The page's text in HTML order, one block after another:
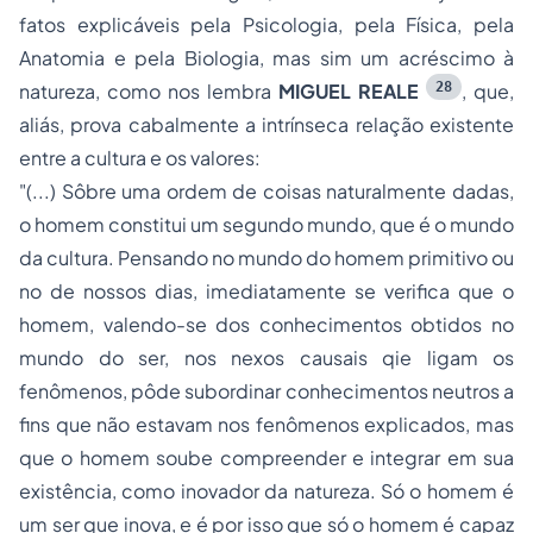
fatos explicáveis pela Psicologia, pela Física, pela
Anatomia e pela Biologia, mas sim um acréscimo à
natureza, como nos lembra MIGUEL REALE 28
, que,
aliás, prova cabalmente a intrínseca relação existente
entre a cultura e os valores:
"(...) Sôbre uma ordem de coisas naturalmente dadas,
o homem constitui um segundo mundo, que é o mundo
da cultura. Pensando no mundo do homem primitivo ou
no de nossos dias, imediatamente se verifica que o
homem, valendo-se dos conhecimentos obtidos no
mundo do ser, nos nexos causais qie ligam os
fenômenos, pôde subordinar conhecimentos neutros a
fins que não estavam nos fenômenos explicados, mas
que o homem soube compreender e integrar em sua
existência, como inovador da natureza. Só o homem é
um ser que inova, e é por isso que só o homem é capaz